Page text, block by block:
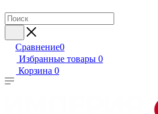
Сравнение0
Избранные товары 0
Корзина 0